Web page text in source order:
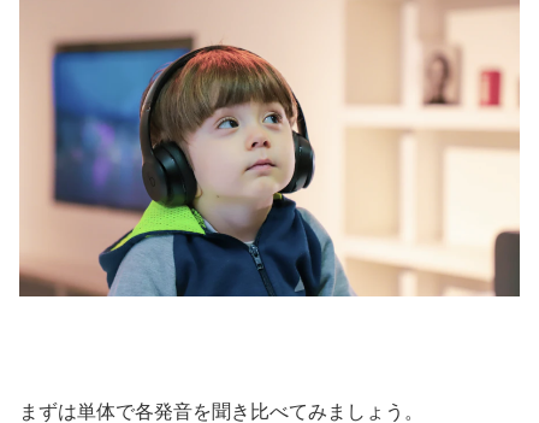
まずは単体で各発音を聞き比べてみましょう。